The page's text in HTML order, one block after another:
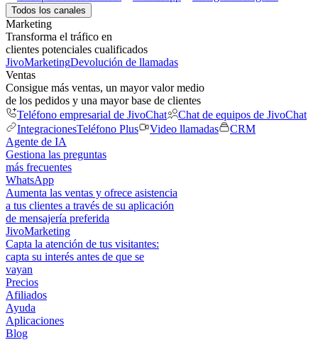
Todos los canales
Marketing
Transforma el tráfico en
clientes potenciales cualificados
JivoMarketingDevolución de llamadas
Ventas
Consigue más ventas, un mayor valor medio
de los pedidos y una mayor base de clientes
Teléfono empresarial de JivoChat
Chat de equipos de JivoChat
IntegracionesTeléfono Plus Video llamadas
CRM
Agente de IA
Gestiona las preguntas
más frecuentes
WhatsApp
Aumenta las ventas y ofrece asistencia
a tus clientes a través de su aplicación
de mensajería preferida
JivoMarketing
Capta la atención de tus visitantes:
capta su interés antes de que se
vayan
Precios
Afiliados
Ayuda
Aplicaciones
Blog